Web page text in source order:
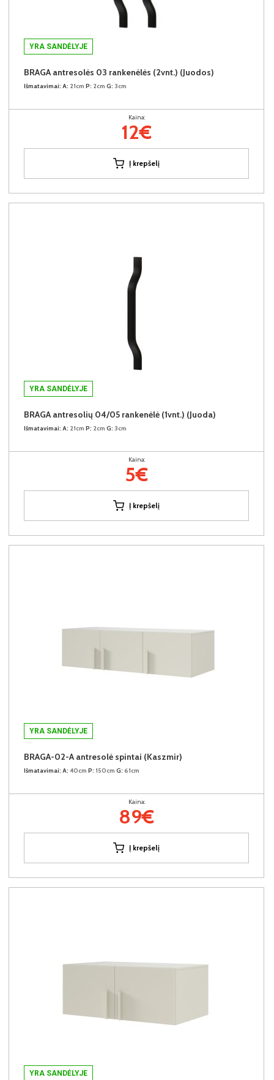
YRA SANDĖLYJE
BRAGA antresolės 03 rankenėlės (2vnt.) (Juodos)
Išmatavimai: A: 21cm P: 2cm G: 3cm
Kaina:
12€
Į krepšelį
YRA SANDĖLYJE
BRAGA antresolių 04/05 rankenėlė (1vnt.) (Juoda)
Išmatavimai: A: 21cm P: 2cm G: 3cm
Kaina:
5€
Į krepšelį
YRA SANDĖLYJE
BRAGA-02-A antresolė spintai (Kaszmir)
Išmatavimai: A: 40cm P: 150cm G: 61cm
Kaina:
89€
Į krepšelį
YRA SANDĖLYJE